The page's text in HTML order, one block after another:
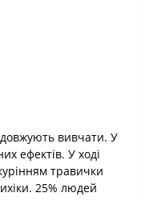
вивчати. У
ефектів. У ході
травички
25% людей